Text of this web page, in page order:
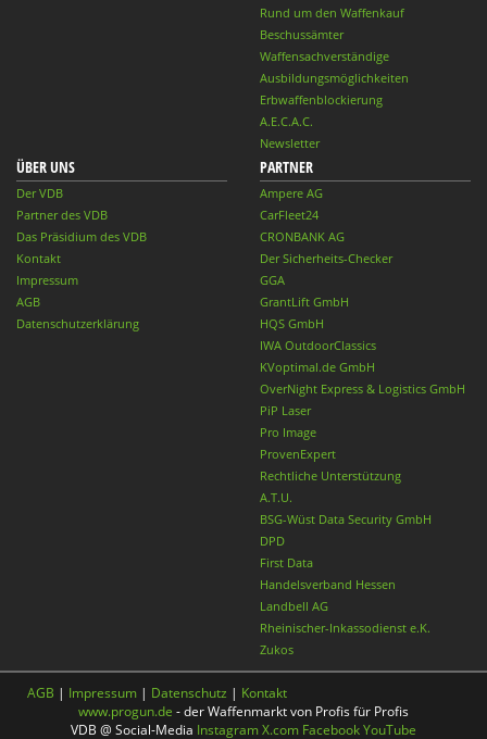
Rund um den Waffenkauf
Beschussämter
Waffensachverständige
Ausbildungsmöglichkeiten
Erbwaffenblockierung
A.E.C.A.C.
Newsletter
ÜBER UNS
Der VDB
Partner des VDB
Das Präsidium des VDB
Kontakt
Impressum
AGB
Datenschutzerklärung
PARTNER
Ampere AG
CarFleet24
CRONBANK AG
Der Sicherheits-Checker
GGA
GrantLift GmbH
HQS GmbH
IWA OutdoorClassics
KVoptimal.de GmbH
OverNight Express & Logistics GmbH
PiP Laser
Pro Image
ProvenExpert
Rechtliche Unterstützung
A.T.U.
BSG-Wüst Data Security GmbH
DPD
First Data
Handelsverband Hessen
Landbell AG
Rheinischer-Inkassodienst e.K.
Zukos
AGB | Impressum | Datenschutz | Kontakt
www.progun.de - der Waffenmarkt von Profis für Profis
VDB @ Social-Media InstagramX.com FacebookYouTube